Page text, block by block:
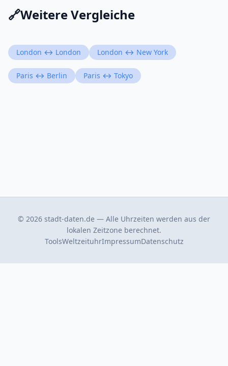
🔗Weitere Vergleiche
London ↔ London London ↔ New York
Paris ↔ Berlin Paris ↔ Tokyo
© 2026 stadt-daten.de — Alle Uhrzeiten werden aus der
lokalen Zeitzone berechnet.
ToolsWeltzeituhrImpressumDatenschutz